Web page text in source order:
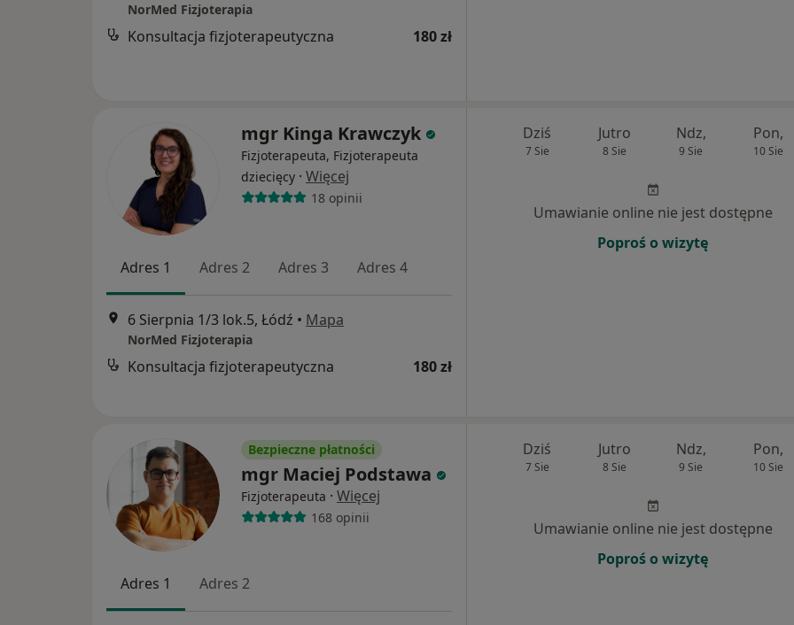
NorMed Fizjoterapia
Konsultacja fizjoterapeutyczna 180 zł
mgr Kinga Krawczyk
Fizjoterapeuta, Fizjoterapeuta
dziecięcy · Więcej
18 opinii
Adres 1 Adres 2 Adres 3 Adres 4
6 Sierpnia 1/3 lok.5, Łódź • Mapa
NorMed Fizjoterapia
Konsultacja fizjoterapeutyczna 180 zł
Dziś
7 Sie
Jutro
8 Sie
Ndz,
9 Sie
Pon,
10 Sie
Umawianie online nie jest dostępne
Poproś o wizytę
Bezpieczne płatności
mgr Maciej Podstawa
Fizjoterapeuta · Więcej
168 opinii
Adres 1 Adres 2
Dziś
7 Sie
Jutro
8 Sie
Ndz,
9 Sie
Pon,
10 Sie
Umawianie online nie jest dostępne
Poproś o wizytę